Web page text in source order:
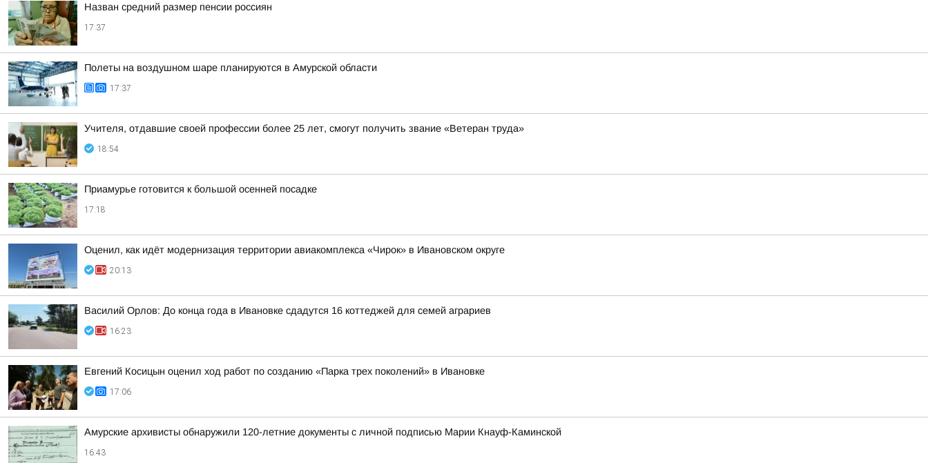
Назван средний размер пенсии россиян
17:37
Полеты на воздушном шаре планируются в Амурской области
17:37
Учителя, отдавшие своей профессии более 25 лет, смогут получить звание «Ветеран труда»
18:54
Приамурье готовится к большой осенней посадке
17:18
Оценил, как идёт модернизация территории авиакомплекса «Чирок» в Ивановском округе
20:13
Василий Орлов: До конца года в Ивановке сдадутся 16 коттеджей для семей аграриев
16:23
Евгений Косицын оценил ход работ по созданию «Парка трех поколений» в Ивановке
17:06
Амурские архивисты обнаружили 120-летние документы с личной подписью Марии Кнауф-Каминской
16:43